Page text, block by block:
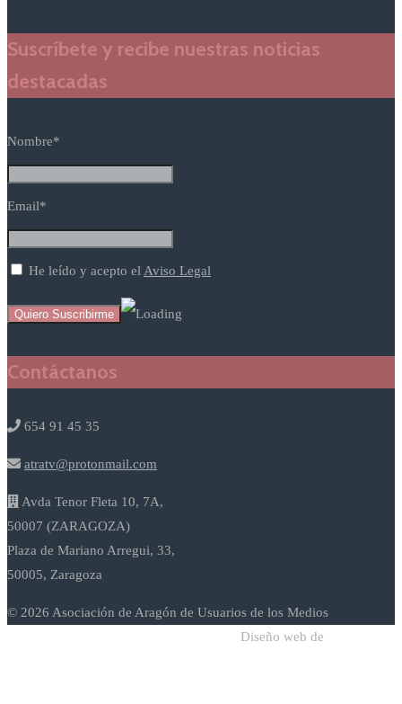
Suscríbete y recibe nuestras noticias
destacadas
Nombre*
Email*
He leído y acepto el Aviso Legal
Contáctanos
654 91 45 35
atratv@protonmail.com
Avda Tenor Fleta 10, 7A,
50007 (ZARAGOZA)
Plaza de Mariano Arregui, 33,
50005, Zaragoza
© 2026 Asociación de Aragón de Usuarios de los Medios
Diseño web de